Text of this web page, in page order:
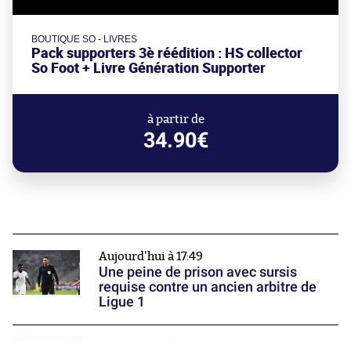
BOUTIQUE SO - LIVRES
Pack supporters 3è réédition : HS collector
So Foot + Livre Génération Supporter
à partir de
34.90€
Aujourd'hui à 17:49
Une peine de prison avec sursis
requise contre un ancien arbitre de
Ligue 1